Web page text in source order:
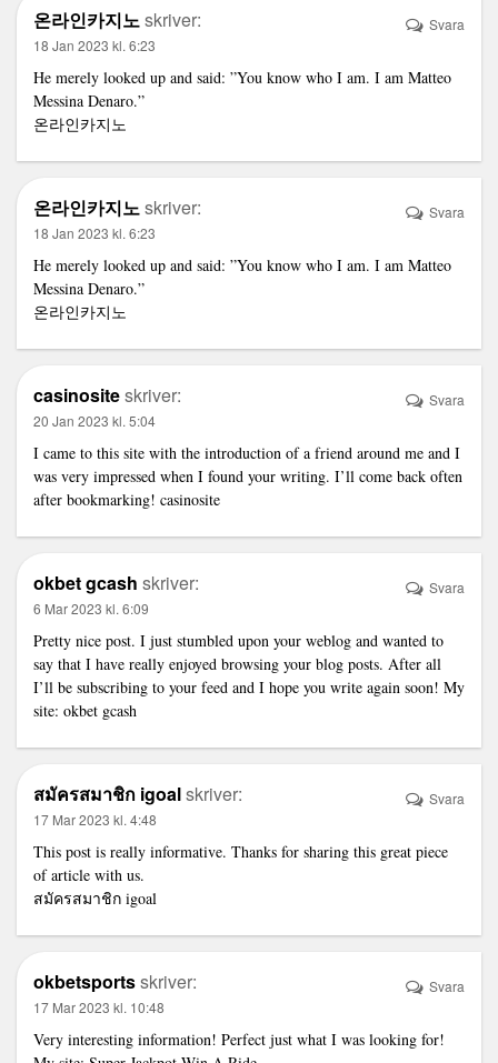
온라인카지노skriver:
18 Jan 2023 kl. 6:23
He merely looked up and said: ”You know who I am. I am Matteo
Messina Denaro.”
온라인카지노
Svara
온라인카지노skriver:
18 Jan 2023 kl. 6:23
He merely looked up and said: ”You know who I am. I am Matteo
Messina Denaro.”
온라인카지노
Svara
casinositeskriver:
20 Jan 2023 kl. 5:04
I came to this site with the introduction of a friend around me and I
was very impressed when I found your writing. I’ll come back often
after bookmarking! casinosite
Svara
okbet gcash skriver:
6 Mar 2023 kl. 6:09
Pretty nice post. I just stumbled upon your weblog and wanted to
say that I have really enjoyed browsing your blog posts. After all
I’ll be subscribing to your feed and I hope you write again soon! My
site: okbet gcash
Svara
สมัครสมาชิก igoalskriver:
17 Mar 2023 kl. 4:48
This post is really informative. Thanks for sharing this great piece
of article with us.
สมัครสมาชิก igoal
Svara
okbetsportsskriver:
17 Mar 2023 kl. 10:48
Very interesting information! Perfect just what I was looking for!
Svara